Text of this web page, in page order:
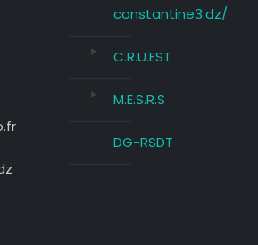
constantine3.dz/
C.R.U.EST
M.E.S.R.S
DG-RSDT